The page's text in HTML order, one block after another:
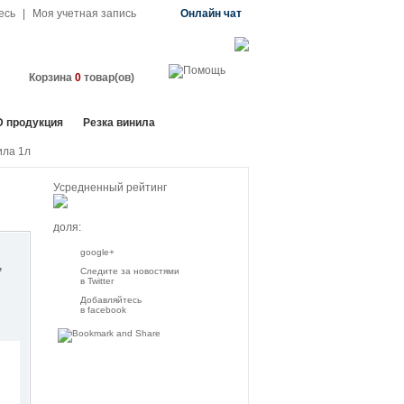
Моя учетная запись Онлайн чат
Корзина 0товар(ов)
продукция Резка винила
1л
Усредненный рейтинг
доля:
google+
Следите за новостями
в Twitter
Добавляйтесь
в facebook